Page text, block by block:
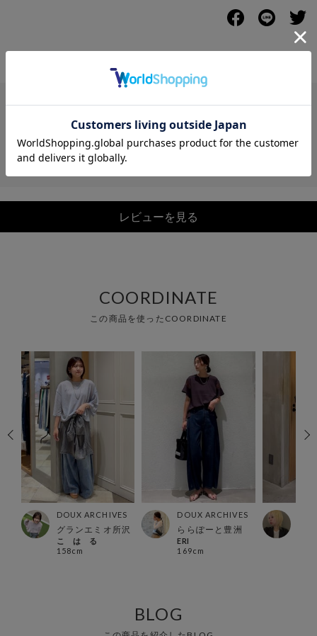
レビュー
レビューを見る
COORDINATE
この商品を使ったCOORDINATE
DOUX ARCHIVES
グランエミオ所沢
こ は る
158cm
DOUX ARCHIVES
ららぽーと豊洲
ERI
169cm
BLOG